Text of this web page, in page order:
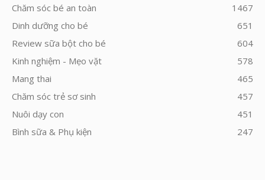
Chăm sóc bé an toàn
1467
Dinh dưỡng cho bé
651
Review sữa bột cho bé
604
Kinh nghiệm - Mẹo vặt
578
Mang thai
465
Chăm sóc trẻ sơ sinh
457
Nuôi dạy con
451
Bình sữa & Phụ kiện
247